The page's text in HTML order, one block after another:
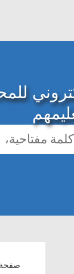
صفحة